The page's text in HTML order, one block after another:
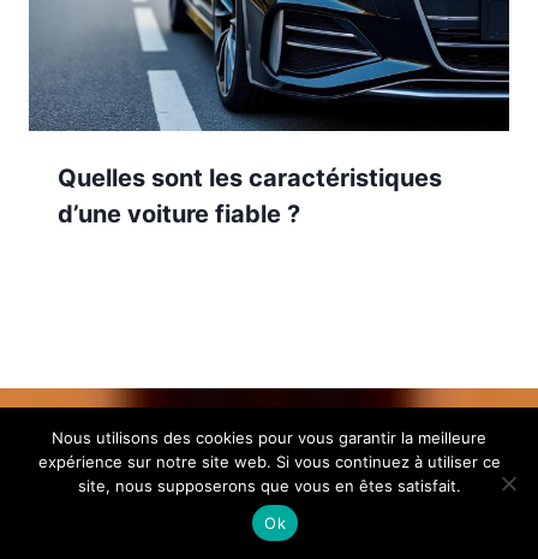
Quelles sont les caractéristiques
d’une voiture fiable ?
Nous utilisons des cookies pour vous garantir la meilleure
expérience sur notre site web. Si vous continuez à utiliser ce
site, nous supposerons que vous en êtes satisfait.
Ok